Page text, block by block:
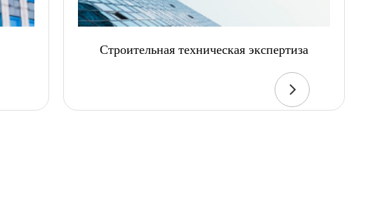
Строительная техническая экспертиза